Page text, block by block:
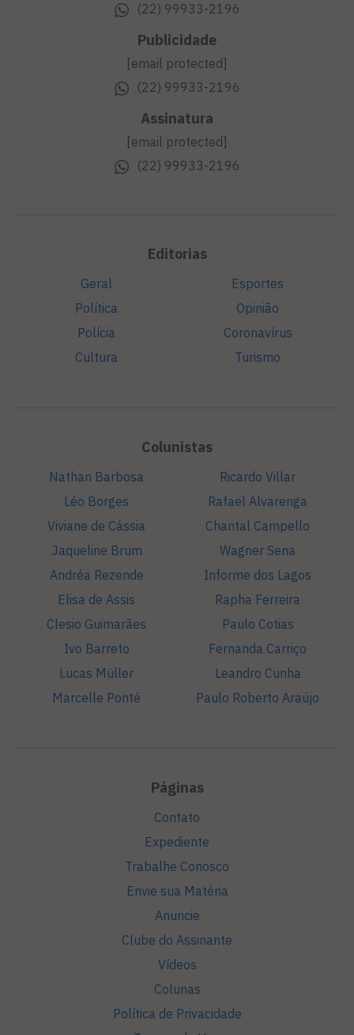
(22) 99933-2196
Publicidade
[email protected]
(22) 99933-2196
Assinatura
[email protected]
(22) 99933-2196
Editorias
Geral
Política
Polícia
Cultura
Esportes
Opinião
Coronavírus
Turismo
Colunistas
Nathan Barbosa
Léo Borges
Viviane de Cássia
Jaqueline Brum
Andréa Rezende
Elisa de Assis
Clesio Guimarães
Ivo Barreto
Lucas Müller
Marcelle Ponté
Ricardo Villar
Rafael Alvarenga
Chantal Campello
Wagner Sena
Informe dos Lagos
Rapha Ferreira
Paulo Cotias
Fernanda Carriço
Leandro Cunha
Paulo Roberto Araújo
Páginas
Contato
Expediente
Trabalhe Conosco
Envie sua Matéria
Anuncie
Clube do Assinante
Vídeos
Colunas
Política de Privacidade